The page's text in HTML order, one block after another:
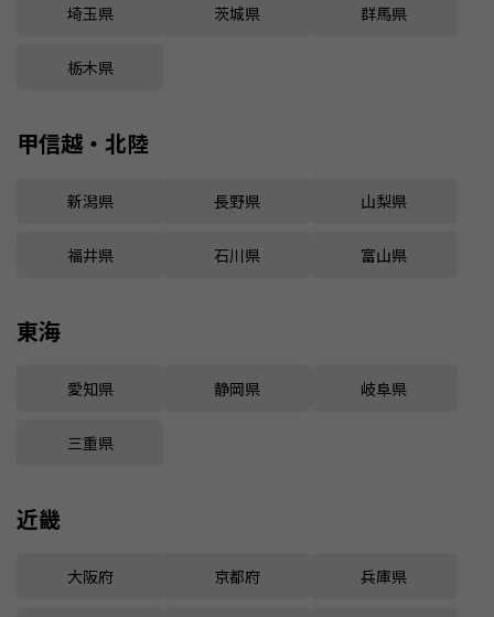
埼玉県 茨城県 群馬県
栃木県
甲信越・北陸
新潟県 長野県 山梨県
福井県 石川県 富山県
東海
愛知県 静岡県 岐阜県
三重県
近畿
大阪府 京都府 兵庫県